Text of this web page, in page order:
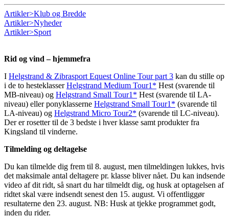
Artikler>Klub og Bredde
Artikler>Nyheder
Artikler>Sport
Rid og vind – hjemmefra
I Helgstrand & Zibrasport Equest Online Tour part 3 kan du stille op
i de to hesteklasserHelgstrand Medium Tour1* Hest (svarende til
MB-niveau) og Helgstrand Small Tour1* Hest (svarende til LA-
niveau) eller ponyklasserne Helgstrand Small Tour1* (svarende til
LA-niveau) og Helgstrand Micro Tour2* (svarende til LC-niveau).
Der er rosetter til de 3 bedste i hver klasse samt produkter fra
Kingsland til vinderne.
Tilmelding og deltagelse
Du kan tilmelde dig frem til 8. august, men tilmeldingen lukkes, hvis
det maksimale antal deltagere pr. klasse bliver nået. Du kan indsende
video af dit ridt, så snart du har tilmeldt dig, og husk at optagelsen af
ridtet skal være indsendt senest den 15. august. Vi offentliggør
resultaterne den 23. august. NB: Husk at tjekke programmet godt,
inden du rider.